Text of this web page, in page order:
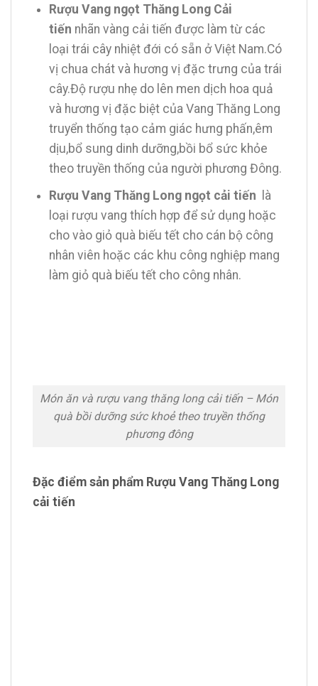
Rượu Vang ngọt Thăng Long Cải
tiến nhãn vàng cải tiến được làm từ các
loại trái cây nhiệt đới có sẵn ở Việt Nam.Có
vị chua chát và hương vị đặc trưng của trái
cây.Độ rượu nhẹ do lên men dịch hoa quả
và hương vị đặc biệt của Vang Thăng Long
truyển thống tạo cảm giác hưng phấn,êm
dịu,bổ sung dinh dưỡng,bồi bổ sức khỏe
theo truyền thống của người phương Đông.
Rượu Vang Thăng Long ngọt cải tiến
là
loại rượu vang thích hợp để sử dụng hoặc
cho vào giỏ quà biếu tết cho cán bộ công
nhân viên hoặc các khu công nghiệp mang
làm giỏ quà biếu tết cho công nhân.
Món ăn và rượu vang thăng long cải tiến – Món
quà bồi dưỡng sức khoẻ theo truyền thống
phương đông
Đặc điểm sản phẩm Rượu Vang Thăng Long
cải tiến